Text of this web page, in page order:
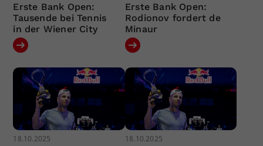
Erste Bank Open:
Tausende bei Tennis
in der Wiener City
Erste Bank Open:
Rodionov fordert de
Minaur
18.10.2025 18.10.2025